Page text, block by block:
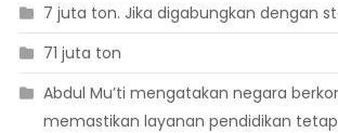
7 juta ton. Jika digabungkan dengan
71 juta ton
Abdul Mu’ti mengatakan negara
memastikan layanan pendidikan